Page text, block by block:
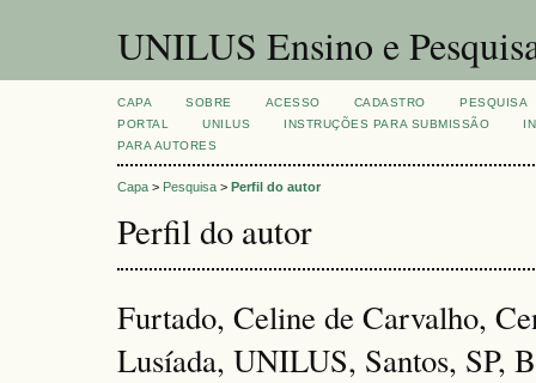
UNILUS Ensino e
CAPA SOBRE ACESSO CADASTRO
PESQUISA
PORTAL
UNILUS INSTRUÇÕES PARA SUBMISSÃO
PARA AUTORES
Capa > Pesquisa > Perfil do autor
Perfil do autor
Furtado, Celine de Carvalho,
Lusíada, UNILUS, Santos, SP,